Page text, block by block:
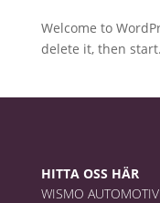
Welcome to
delete it, then
HITTA OSS HÄR
WISMO